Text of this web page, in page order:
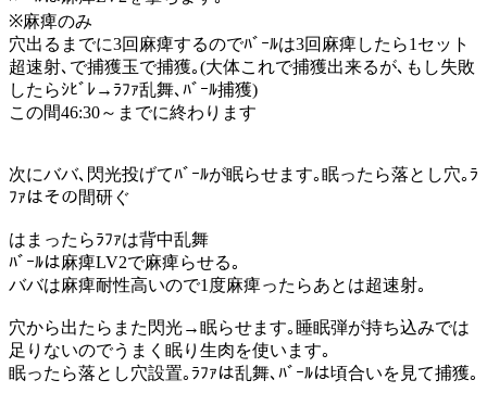
※麻痺のみ
穴出るまでに3回麻痺するのでﾊﾞｰﾙは3回麻痺したら1セット
超速射､で捕獲玉で捕獲｡(大体これで捕獲出来るが､もし失敗
したらｼﾋﾞﾚ→ﾗﾌｧ乱舞､ﾊﾞｰﾙ捕獲)
この間46:30～までに終わります
次にババ､閃光投げてﾊﾞｰﾙが眠らせます｡眠ったら落とし穴｡ﾗ
ﾌｧはその間研ぐ
はまったらﾗﾌｧは背中乱舞
ﾊﾞｰﾙは麻痺LV2で麻痺らせる｡
ババは麻痺耐性高いので1度麻痺ったらあとは超速射｡
穴から出たらまた閃光→眠らせます｡睡眠弾が持ち込みでは
足りないのでうまく眠り生肉を使います｡
眠ったら落とし穴設置｡ﾗﾌｧは乱舞､ﾊﾞｰﾙは頃合いを見て捕獲｡